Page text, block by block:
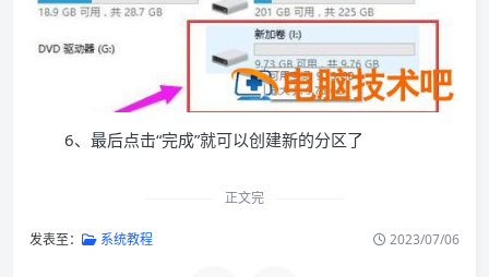
6、最后点击“完成”就可以创建新的分区了
正文完
发表至： 系统教程 2023/07/06